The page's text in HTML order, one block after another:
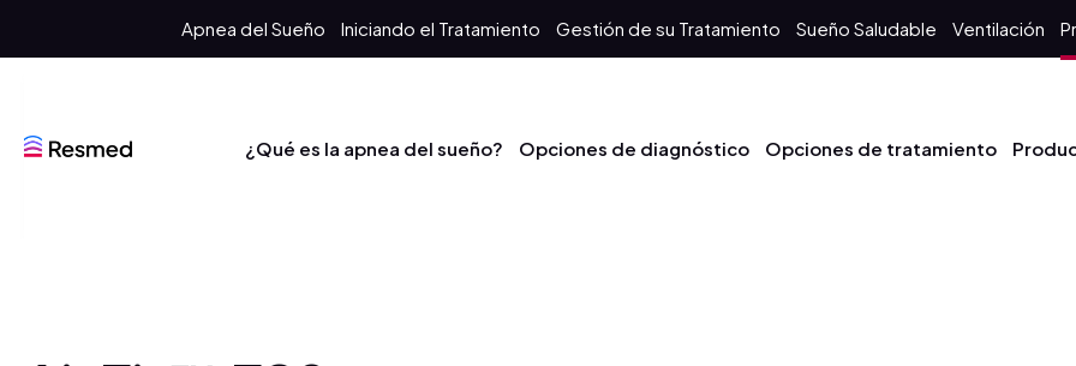
Apnea del Sueño Iniciando el Tratamiento Gestión de su Tratamiento Sueño Saludable Ventilación
¿Qué es la apnea del sueño? Opciones de diagnóstico Opciones de tratamiento